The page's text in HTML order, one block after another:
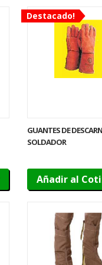
Destacado!
GUANTES DE
SOLDADOR
Añadir al